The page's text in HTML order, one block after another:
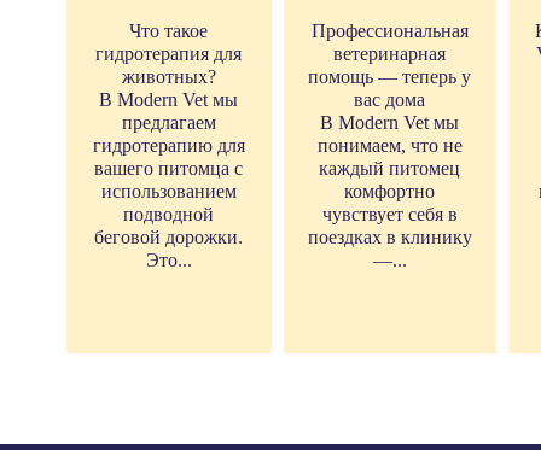
Что такое
гидротерапия для
животных?
В Modern Vet мы
предлагаем
гидротерапию для
вашего питомца с
использованием
подводной
беговой дорожки.
Это...
Профессиональная
ветеринарная
помощь — теперь у
вас дома
В Modern Vet мы
понимаем, что не
каждый питомец
комфортно
чувствует себя в
поездках в клинику
—...